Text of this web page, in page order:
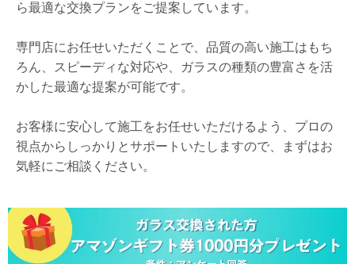
ら最適な交換プランをご提案しています。
専門店にお任せいただくことで、品質の高い施工はもち
ろん、スピーディな対応や、ガラスの種類の豊富さを活
かした最適な提案が可能です。
お客様に安心して施工をお任せいただけるよう、プロの
視点からしっかりとサポートいたしますので、まずはお
気軽にご相談ください。